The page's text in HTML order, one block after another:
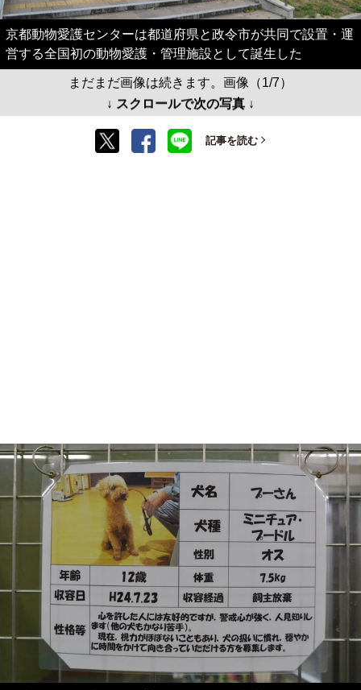
京都動物愛護センターは都道府県と政令市が共同で設置・運
営する全国初の動物愛護・管理施設として誕生した
まだまだ画像は続きます。画像（1/7）
↓ スクロールで次の写真 ↓
記事を読む